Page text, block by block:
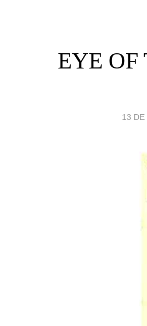
EYE OF
13 DE